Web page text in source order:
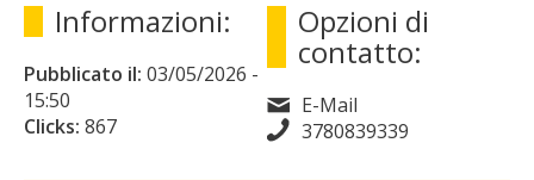
Informazioni:
Pubblicato il: 03/05/2026 -
15:50
Clicks: 867
Opzioni di
contatto:
E-Mail
3780839339